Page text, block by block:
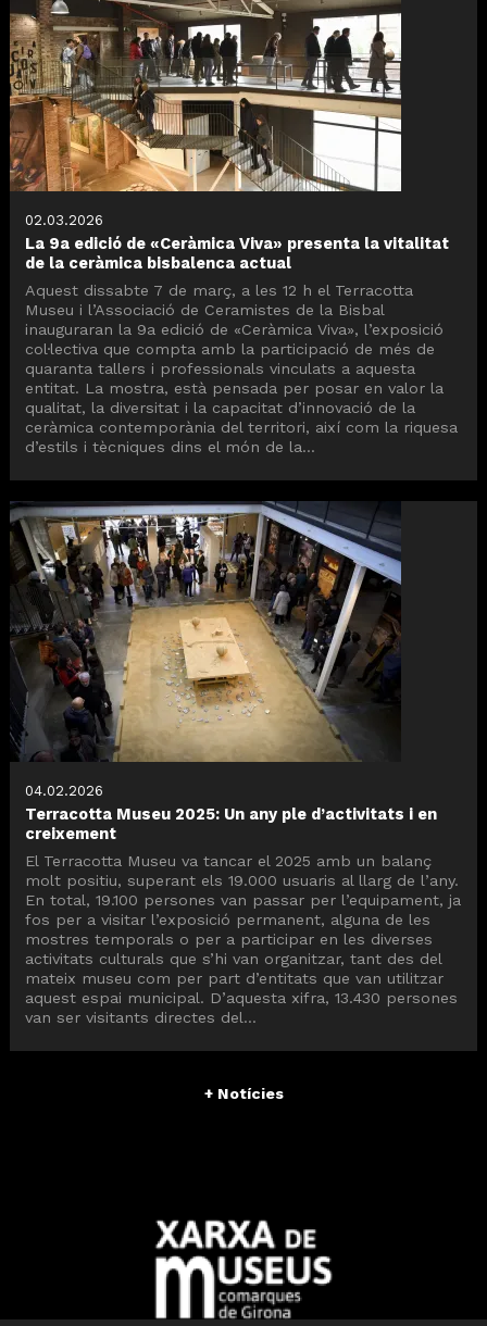
02.03.2026
La 9a edició de «Ceràmica Viva» presenta la vitalitat
de la ceràmica bisbalenca actual
Aquest dissabte 7 de març, a les 12 h el Terracotta
Museu i l’Associació de Ceramistes de la Bisbal
inauguraran la 9a edició de «Ceràmica Viva», l’exposició
col·lectiva que compta amb la participació de més de
quaranta tallers i professionals vinculats a aquesta
entitat. La mostra, està pensada per posar en valor la
qualitat, la diversitat i la capacitat d’innovació de la
ceràmica contemporània del territori, així com la riquesa
d’estils i tècniques dins el món de la...
04.02.2026
Terracotta Museu 2025: Un any ple d’activitats i en
creixement
El Terracotta Museu va tancar el 2025 amb un balanç
molt positiu, superant els 19.000 usuaris al llarg de l’any.
En total, 19.100 persones van passar per l’equipament, ja
fos per a visitar l’exposició permanent, alguna de les
mostres temporals o per a participar en les diverses
activitats culturals que s’hi van organitzar, tant des del
mateix museu com per part d’entitats que van utilitzar
aquest espai municipal. D’aquesta xifra, 13.430 persones
van ser visitants directes del...
+ Notícies